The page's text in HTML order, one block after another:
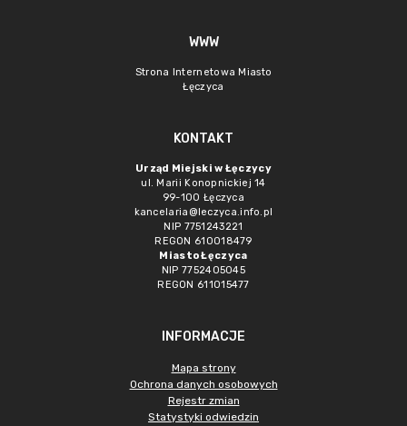
WWW
Strona Internetowa Miasto
Łęczyca
KONTAKT
Urząd Miejski w Łęczycy
ul. Marii Konopnickiej 14
99-100 Łęczyca
kancelaria@leczyca.info.pl
NIP 7751243221
REGON 610018479
Miasto Łęczyca
NIP 7752405045
REGON 611015477
INFORMACJE
Mapa strony
Ochrona danych osobowych
Rejestr zmian
Statystyki odwiedzin